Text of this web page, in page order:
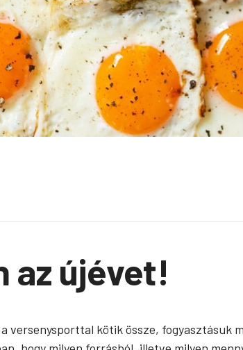
az újévet!
versenysporttal kötik össze, fogyasztásuk